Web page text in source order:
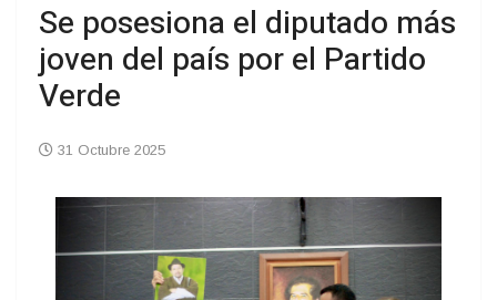
Se posesiona el diputado más
joven del país por el Partido
Verde
31 Octubre 2025